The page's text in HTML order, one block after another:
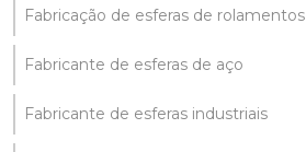
Fabricação de esferas de rolamentos
Fabricante de esferas de aço
Fabricante de esferas industriais